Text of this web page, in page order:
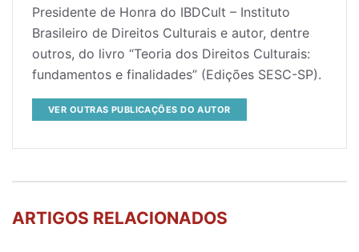
Presidente de Honra do IBDCult – Instituto
Brasileiro de Direitos Culturais e autor, dentre
outros, do livro “Teoria dos Direitos Culturais:
fundamentos e finalidades” (Edições SESC-SP).
VER OUTRAS PUBLICAÇÕES DO AUTOR
ARTIGOS RELACIONADOS